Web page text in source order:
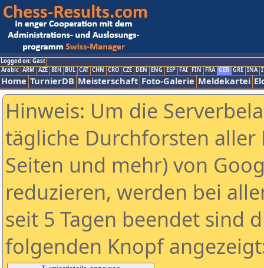
Logged on: Gast
Arabic ARM AZE BIH BUL CAT CHN CRO CZE DEN ENG ESP FAI FIN FRA GER GRE INA
Home TurnierDB Meisterschaft Foto-Galerie Meldekartei
Hinweis: Um die
tägliche Durchforsten aller
Seiten und mehr) von
reduzieren, werden bei
seit 5 Tagen beendet sind
folgenden Knopf